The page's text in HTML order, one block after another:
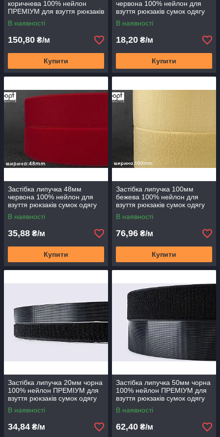
коричнева 100% нейлон
ПРЕМІУМ для взуття рюкзаків
сумок одягу
В наявності
150,80 ₴/м
Купити
червона 100% нейлон для
взуття рюкзаків сумок одягу
В наявності
18,20 ₴/м
Купити
Застібка липучка 48мм
червона 100% нейлон для
взуття рюкзаків сумок одягу
В наявності
35,88 ₴/м
Купити
Застібка липучка 100мм
бежева 100% нейлон для
взуття рюкзаків сумок одягу
В наявності
76,96 ₴/м
Купити
Застібка липучка 20мм чорна
100% нейлон ПРЕМІУМ для
взуття рюкзаків сумок одягу
В наявності
34,84 ₴/м
Застібка липучка 50мм чорна
100% нейлон ПРЕМІУМ для
взуття рюкзаків сумок одягу
В наявності
62,40 ₴/м